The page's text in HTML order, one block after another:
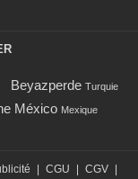
Beyazperde Turquie
México Mexique
| CGU | CGV |